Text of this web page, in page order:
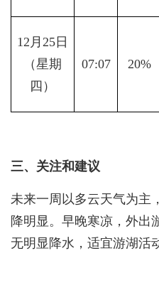
12月25日
（星期
四）
07:07 20%
三、关注和建议
未来一周以多云天气为主
降明显。早晚寒凉，外出
无明显降水，适宜游湖活